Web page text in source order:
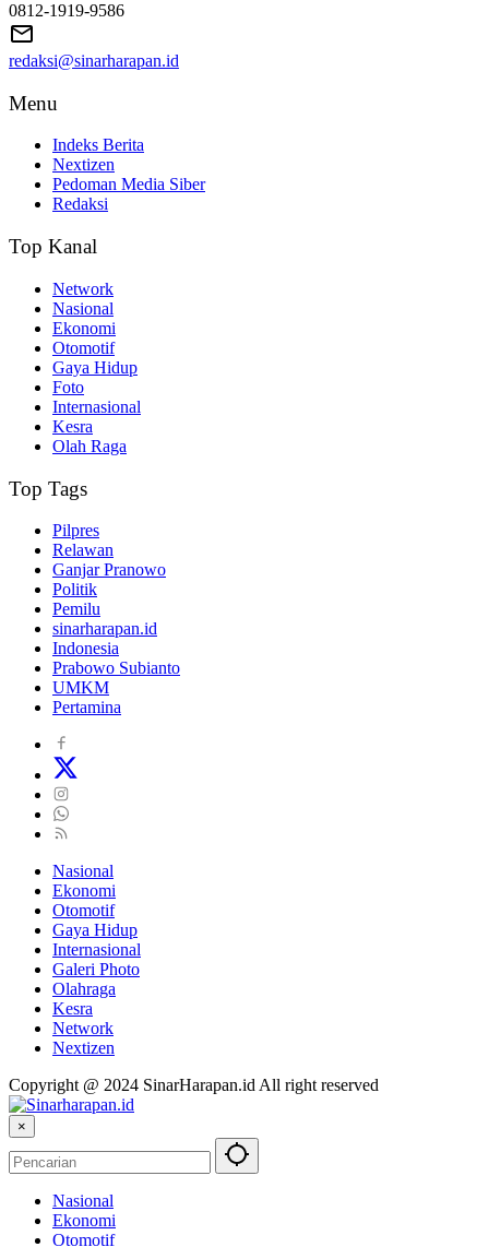
0812-1919-9586
redaksi@sinarharapan.id
Menu
Indeks Berita
Nextizen
Pedoman Media Siber
Redaksi
Top Kanal
Network
Nasional
Ekonomi
Otomotif
Gaya Hidup
Foto
Internasional
Kesra
Olah Raga
Top Tags
Pilpres
Relawan
Ganjar Pranowo
Politik
Pemilu
sinarharapan.id
Indonesia
Prabowo Subianto
UMKM
Pertamina
Nasional
Ekonomi
Otomotif
Gaya Hidup
Internasional
Galeri Photo
Olahraga
Kesra
Network
Nextizen
Copyright @ 2024 SinarHarapan.id All right reserved
×
Nasional
Ekonomi
Otomotif